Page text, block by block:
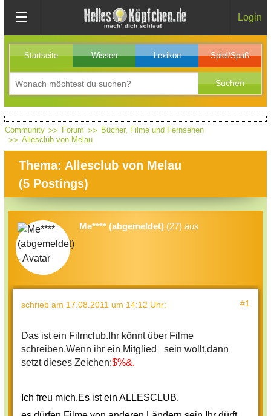
Login
Startseite Wissen Lexikon Spiel/Spaß
Community Forum
Bücher, Filme und Fernsehen
Allesclub von Melau
Thema: Allesclub von Melau
(5 Postings)
Me**** (abgemeldet) (27) aus
schrieb am 17.08.2011 um 14:12 Uhr: #1
Das ist ein Filmclub.Ihr könnt über Filme
schreiben.Wenn ihr ein Mitglied sein wollt,dann
setzt dieses Zeichen:$%&.
Ich freu mich.Es ist ein ALLESCLUB.